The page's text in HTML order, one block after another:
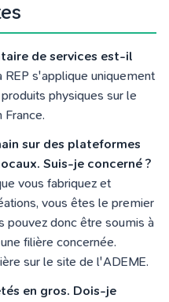
de services est-il
REP s'applique uniquement
physiques sur le
France.
sur des plateformes
Suis-je concerné ?
vous fabriquez et
vous êtes le premier
pouvez donc être soumis à
filière concernée.
sur le site de l'ADEME.
en gros. Dois-je